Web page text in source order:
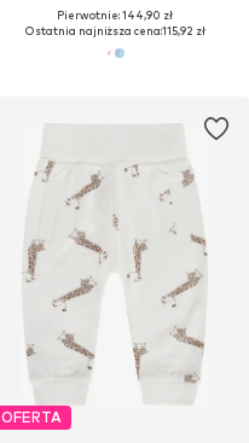
Pierwotnie: 144,90 zł
Ostatnia najniższa cena:115,92 zł
OFERTA